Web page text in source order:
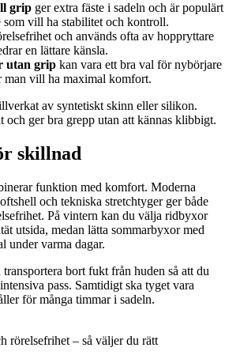
grip ger extra fäste i sadeln och är populärt
som vill ha stabilitet och kontroll.
och används ofta av hoppryttare
en lättare känsla.
utan grip kan vara ett bra val för nybörjare
man vill ha maximal komfort.
av syntetiskt skinn eller silikon.
ger bra grepp utan att kännas klibbigt.
skillnad
funktion med komfort. Moderna
och tekniska stretchtyger ger både
På vintern kan du välja ridbyxor
utsida, medan lätta sommarbyxor med
under varma dagar.
bort fukt från huden så att du
pass. Samtidigt ska tyget vara
för många timmar i sadeln.
rörelsefrihet – så väljer du rätt